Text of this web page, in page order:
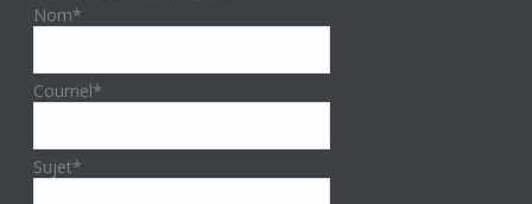
Nom*
Courriel*
Sujet*